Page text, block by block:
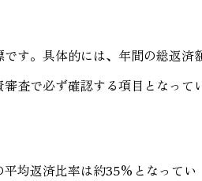
す。具体的には、年間の総返済
査で必ず確認する項目となって
均返済比率は約35%となってい